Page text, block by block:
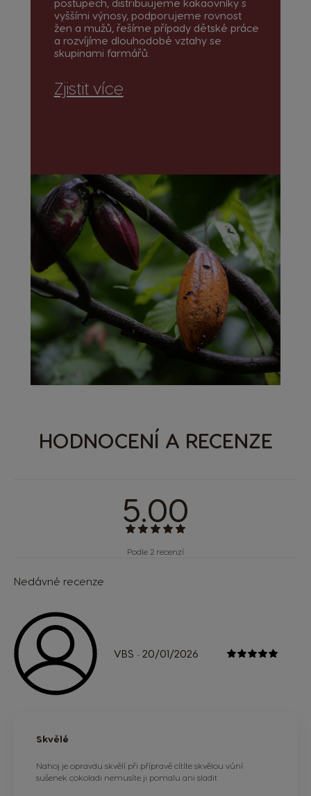
postupech, distribuujeme kakaovníky s
vyššími výnosy, podporujeme rovnost
žen a mužů, řešíme případy dětské práce
a rozvíjíme dlouhodobé vztahy se
skupinami farmářů.
Zjistit více
HODNOCENÍ A RECENZE
5.00
Podle 2 recenzí
Nedávné recenze
VBS - 20/01/2026
Skvělé
Nahoj je opravdu skvělí při přípravě cítíte skvělou vůní
sušenek cokoladi nemusíte ji pomalu ani sladit